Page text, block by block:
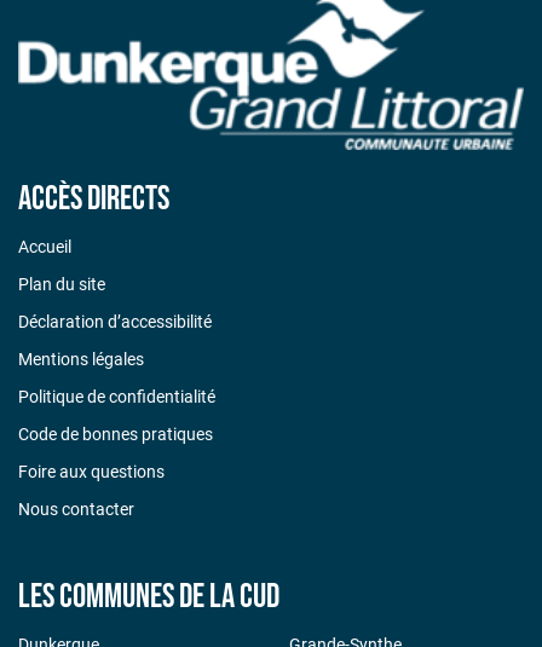
Accès directs
Accueil
Plan du site
Déclaration d’accessibilité
Mentions légales
Politique de confidentialité
Code de bonnes pratiques
Foire aux questions
Nous contacter
Les communes de la CUD